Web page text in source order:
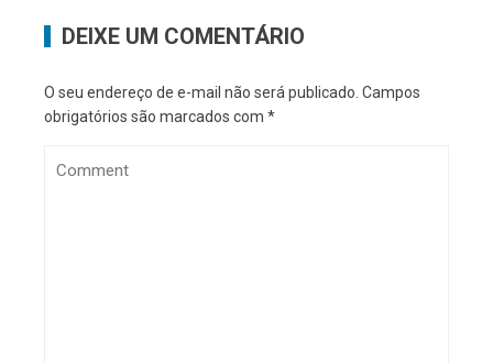
DEIXE UM COMENTÁRIO
O seu endereço de e-mail não será publicado. Campos
obrigatórios são marcados com *